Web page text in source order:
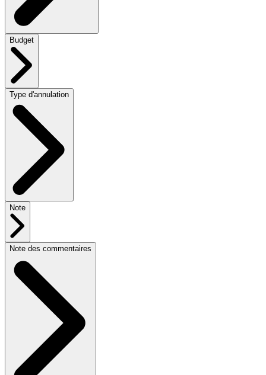
Budget
Type d'annulation
Note
Note des commentaires